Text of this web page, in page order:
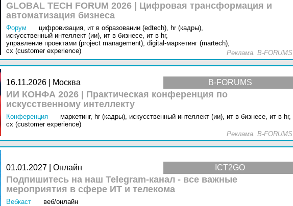
GLOBAL TECH FORUM 2026 | Цифровая трансформация и
автоматизация бизнеса
Форум цифровизация, ит в образовании (edtech), hr (кадры),
искусственный интеллект (ии), ит в бизнесе, ит в hr,
управление проектами (project management), digital-маркетинг (martech),
cx (customer experience)
Реклама. B-FORUMS
B-FORUMS
16.11.2026 | Москва
ИИ КОНФА 2026 | Практическая конференция по
искусственному интеллекту
Конференция маркетинг, hr (кадры), искусственный интеллект (ии), ит в бизнесе, ит в hr,
cx (customer experience)
Реклама. B-FORUMS
ICT2GO
01.01.2027 | Онлайн
Подпишитесь на наш Telegram-канал - все важные
мероприятия в сфере ИТ и телекома
Вебкаст
веб/онлайн